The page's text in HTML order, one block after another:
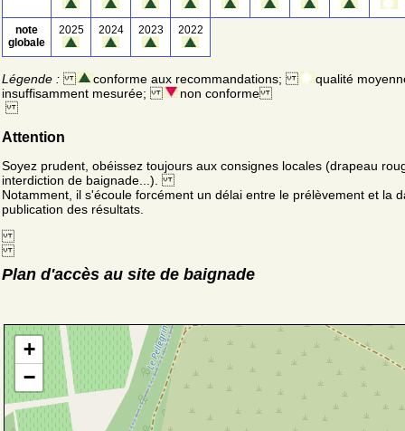
note
globale
2025 2024 2023 2022
Légende : conforme aux recommandations;
qualité
insuffisamment mesurée;
non conforme
Attention
Soyez prudent, obéissez toujours aux consignes locales (drapeau
interdiction de baignade...).
Notamment, il s'écoule forcément un délai entre le prélèvement et la
publication des résultats.
Plan d'accès au site de baignade
+
−